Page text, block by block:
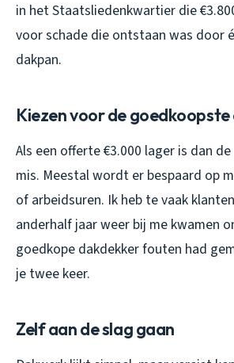
in het Staatsliedenkwartier die
voor schade die ontstaan was door
dakpan.
Kiezen voor de
Als een offerte €3.000 lager is dan
mis. Meestal wordt er bespaard op
of arbeidsuren. Ik heb te vaak
anderhalf jaar weer bij me kwamen
goedkope dakdekker fouten had
je twee keer.
Zelf aan de slag gaan